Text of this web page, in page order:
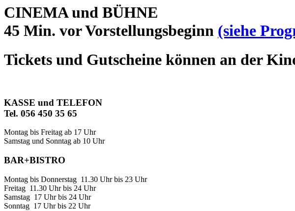
CINEMA und BÜHNE
45 Min. vor Vorstellungsbeginn (siehe
Tickets und Gutscheine können an der
KASSE und TELEFON
Tel. 056 450 35 65
Montag bis Freitag ab 17 Uhr
Samstag und Sonntag ab 10 Uhr
BAR+BISTRO
Montag bis Donnerstag 11.30 Uhr bis 23 Uhr
Freitag 11.30 Uhr bis 24 Uhr
Samstag 17 Uhr bis 24 Uhr
Sonntag 17 Uhr bis 22 Uhr